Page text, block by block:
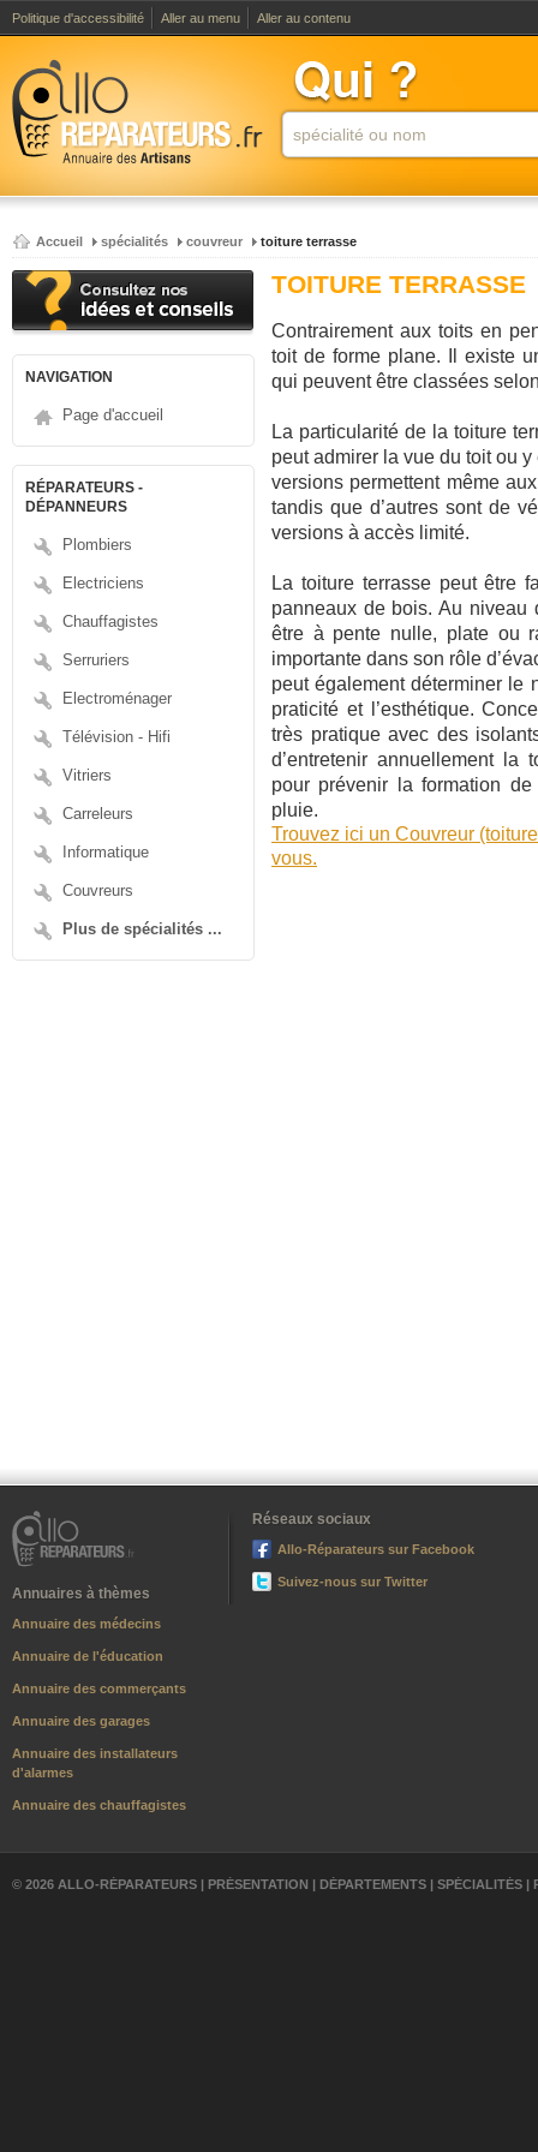
Politique d'accessibilité Aller au menu Aller au contenu
Accueil spécialités couvreur toiture terrasse
NAVIGATION
Page d'accueil
RÉPARATEURS -
DÉPANNEURS
Plombiers
Electriciens
Chauffagistes
Serruriers
Electroménager
Télévision - Hifi
Vitriers
Carreleurs
Informatique
Couvreurs
Plus de spécialités ...
TOITURE TERRASSE
Contrairement aux toits en
toit de forme plane. Il existe
qui peuvent être classées
La particularité de la toiture
peut admirer la vue du toit ou
versions permettent même
tandis que d’autres sont de
versions à accès limité.
La toiture terrasse peut être
panneaux de bois. Au niveau
être à pente nulle, plate ou
importante dans son rôle
peut également déterminer le
praticité et l’esthétique.
très pratique avec des
d’entretenir annuellement
pour prévenir la formation
pluie.
Trouvez ici un Couvreur
vous.
Annuaires à thèmes
Annuaire des médecins
Annuaire de l'éducation
Annuaire des commerçants
Annuaire des garages
Annuaire des installateurs
d'alarmes
Annuaire des chauffagistes
Réseaux sociaux
Allo-Réparateurs sur Facebook
Suivez-nous sur Twitter
© 2026 ALLO-RÉPARATEURS | PRÉSENTATION | DÉPARTEMENTS | SPÉCIALITÉS |